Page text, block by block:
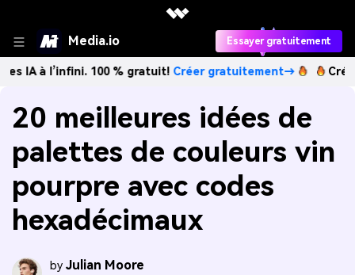
Media.io Essayer gratuitement
100 % gratuit! Créer gratuitement→ Créez des
20 meilleures idées de
palettes de couleurs vin
pourpre avec codes
hexadécimaux
by Julian Moore